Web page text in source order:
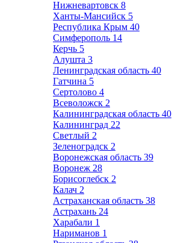
Нижневартовск 8
Ханты-Мансийск 5
Республика Крым 40
Симферополь 14
Керчь 5
Алушта 3
Ленинградская область 40
Гатчина 5
Сертолово 4
Всеволожск 2
Калининградская область 40
Калининград 22
Светлый 2
Зеленоградск 2
Воронежская область 39
Воронеж 28
Борисоглебск 2
Калач 2
Астраханская область 38
Астрахань 24
Харабали 1
Нариманов 1